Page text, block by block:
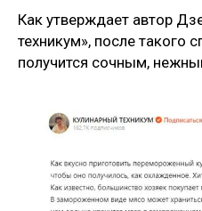
Как утверждает автор
техникум», после такого
получится сочным,